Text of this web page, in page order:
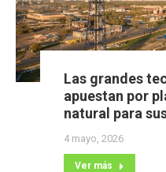
Las grandes
apuestan por
natural para
4 mayo, 2026
Ver más